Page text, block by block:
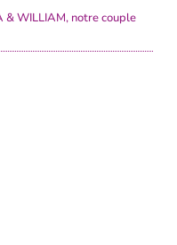
& WILLIAM, notre couple